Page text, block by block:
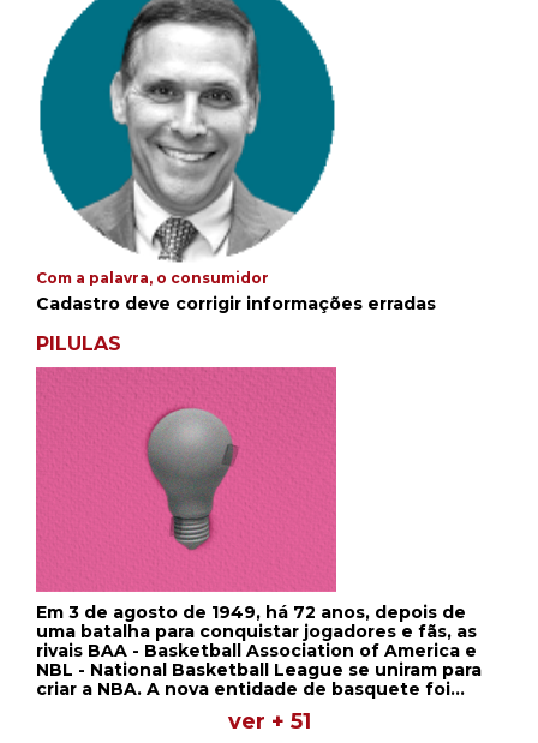
Com a palavra, o consumidor
Cadastro deve corrigir informações erradas
PILULAS
Em 3 de agosto de 1949, há 72 anos, depois de
uma batalha para conquistar jogadores e fãs, as
rivais BAA - Basketball Association of America e
NBL - National Basketball League se uniram para
criar a NBA. A nova entidade de basquete foi
criada após um encontro entre representantes no
escritório da BAA, no Empire State Building, em
ver + 51